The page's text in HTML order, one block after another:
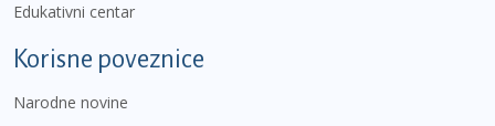
Edukativni centar
Korisne poveznice
Narodne novine